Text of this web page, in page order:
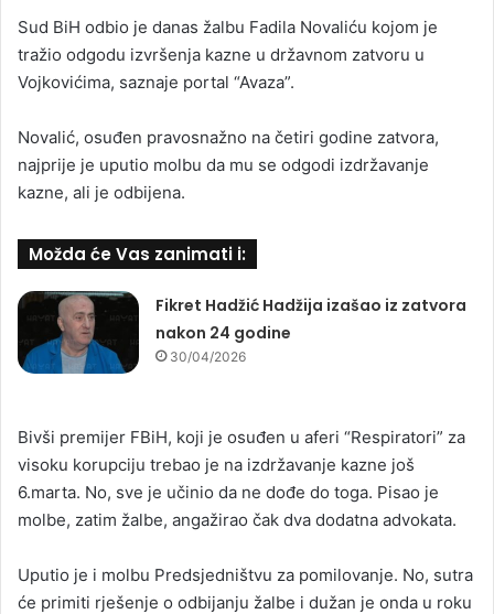
Sud BiH odbio je danas žalbu Fadila Novaliću kojom je
tražio odgodu izvršenja kazne u državnom zatvoru u
Vojkovićima, saznaje portal “Avaza”.
Novalić, osuđen pravosnažno na četiri godine zatvora,
najprije je uputio molbu da mu se odgodi izdržavanje
kazne, ali je odbijena.
Možda će Vas zanimati i:
Fikret Hadžić Hadžija izašao iz zatvora
nakon 24 godine
30/04/2026
Bivši premijer FBiH, koji je osuđen u aferi “Respiratori” za
visoku korupciju trebao je na izdržavanje kazne još
6.marta. No, sve je učinio da ne dođe do toga. Pisao je
molbe, zatim žalbe, angažirao čak dva dodatna advokata.
Uputio je i molbu Predsjedništvu za pomilovanje. No, sutra
će primiti rješenje o odbijanju žalbe i dužan je onda u roku